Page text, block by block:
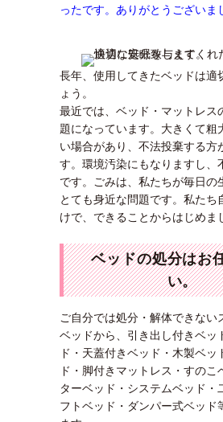
ったです。ありがとうございま
長年、使用してきたベッドは適
ょう。
最近では、ベッド・マットレス
題になっています。大きくて粗
い場合があり、不法投棄する方
す。環境汚染にもなりますし、
です。ごみは、私たちが毎日の
とても身近な問題です。私たち
けで、できることからはじめま
ベッドの処分はお
い。
ご自分では処分・解体できない
ベッドから、引き出し付きベッ
ド・天蓋付きベッド・木製ベッ
ド・脚付きマットレス・すのこ
ターベッド・システムベッド・
フトベッド・ダンパー式ベッド